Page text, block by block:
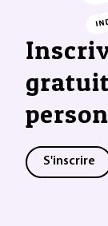
S'inscrire